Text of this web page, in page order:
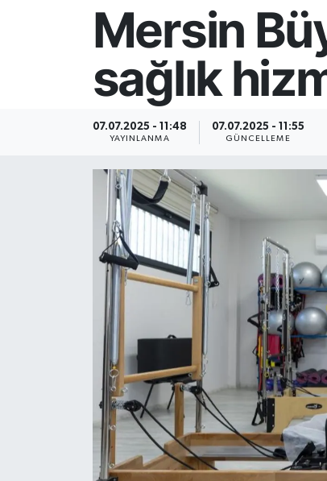
Mersin
sağlık
07.07.2025 - 11:48
YAYINLANMA
07.07.2025 - 11:55
GÜNCELLEME
Resmi İlan